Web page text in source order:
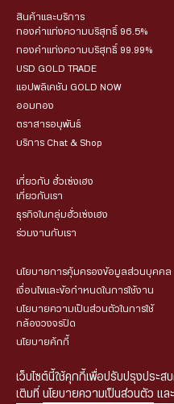
สินค้าและบริการ
ทองคำแท่งความบริสุทธิ์ 96.5%
ทองคำแท่งความบริสุทธิ์ 99.99%
USD GOLD TRADE
แอปพลิเคชัน GOLD NOW
ออมทอง
ตราสารอนุพันธ์
บริการ Chat & Shop
เกี่ยวกับ ฮั่วเซ่งเฮง
เกี่ยวกับเรา
ธุรกิจในกลุ่มฮั่วเซ่งเฮง
ร่วมงานกับเรา
นโยบายการคุ้มครองข้อมูลส่วนบุคคล
เงื่อนไขและข้อกำหนดในการใช้งาน
นโยบายความเป็นส่วนตัวในการใช้
กล้องวงจรปิด
นโยบายคุ้กกี้
เว็บไซต์นี้ใช้คุกกี้เพื่อปรับปรุงประ
เติมที่ นโยบายความเป็นส่วนตัว แล